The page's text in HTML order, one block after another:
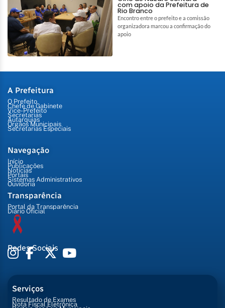
com apoio da Prefeitura de
Rio Branco
Encontro entre o prefeito e a comissão
organizadora marcou a confirmação do
apoio
A Prefeitura
O Prefeito
Chefe de Gabinete
Vice-Prefeito
Secretarias
Autarquias
Órgãos Municipais
Secretarias Especiais
Navegação
Início
Publicações
Notícias
Portais
Sistemas Administrativos
Ouvidoria
Transparência
Portal da Transparência
Diário Oficial
Redes Sociais
Serviços
Resultado de Exames
Nota Fiscal Eletrônica